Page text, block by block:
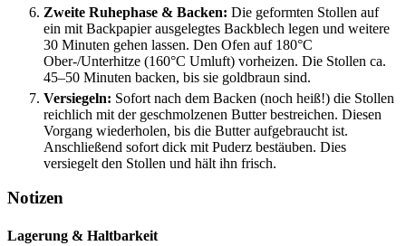
Zweite Ruhephase & Backen: Die geformten Stollen auf
ein mit Backpapier ausgelegtes Backblech legen und weitere
30 Minuten gehen lassen. Den Ofen auf 180°C
Ober-/Unterhitze (160°C Umluft) vorheizen. Die Stollen ca.
45–50 Minuten backen, bis sie goldbraun sind.
Versiegeln: Sofort nach dem Backen (noch heiß!) die Stollen
reichlich mit der geschmolzenen Butter bestreichen. Diesen
Vorgang wiederholen, bis die Butter aufgebraucht ist.
Anschließend sofort dick mit Puderz bestäuben. Dies
versiegelt den Stollen und hält ihn frisch.
Notizen
Lagerung & Haltbarkeit